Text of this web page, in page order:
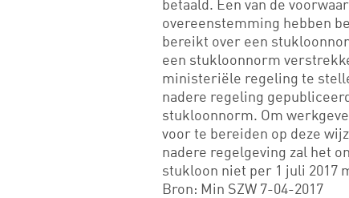
betaald. Een van de
overeenstemming hebben
bereikt over een
een stukloonnorm
ministeriële regeling te
nadere regeling
stukloonnorm. Om
voor te bereiden op deze
nadere regelgeving zal het
stukloon niet per 1 juli 2017
Bron: Min SZW 7-04-2017